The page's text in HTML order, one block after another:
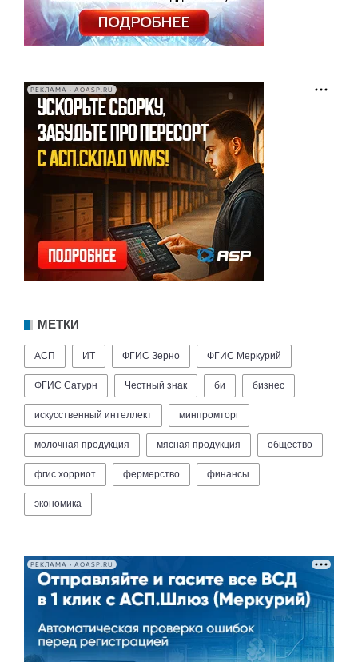
РЕКЛАМА • AOASP.RU
МЕТКИ
АСП ИТ ФГИС Зерно ФГИС Меркурий
ФГИС Сатурн Честный знак би бизнес
искусственный интеллект минпромторг
молочная продукция мясная продукция общество
фгис хорриот фермерство финансы
экономика
РЕКЛАМА • AOASP.RU